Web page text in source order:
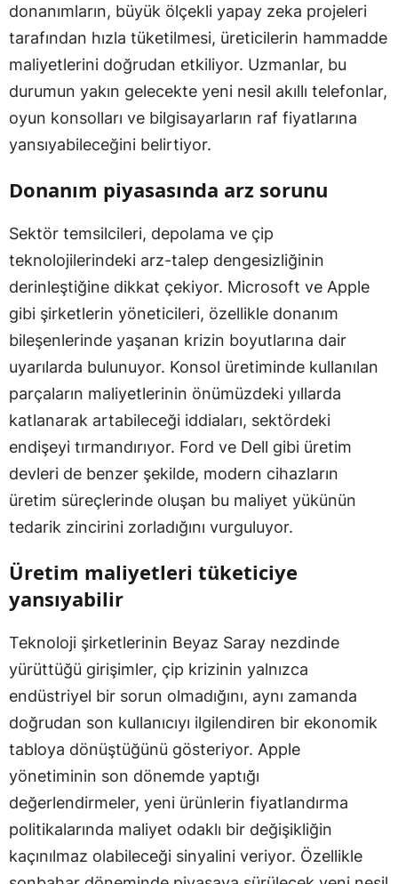
donanımların, büyük ölçekli yapay zeka projeleri
tarafından hızla tüketilmesi, üreticilerin hammadde
maliyetlerini doğrudan etkiliyor. Uzmanlar, bu
durumun yakın gelecekte yeni nesil akıllı telefonlar,
oyun konsolları ve bilgisayarların raf fiyatlarına
yansıyabileceğini belirtiyor.
Donanım piyasasında arz sorunu
Sektör temsilcileri, depolama ve çip
teknolojilerindeki arz-talep dengesizliğinin
derinleştiğine dikkat çekiyor. Microsoft ve Apple
gibi şirketlerin yöneticileri, özellikle donanım
bileşenlerinde yaşanan krizin boyutlarına dair
uyarılarda bulunuyor. Konsol üretiminde kullanılan
parçaların maliyetlerinin önümüzdeki yıllarda
katlanarak artabileceği iddiaları, sektördeki
endişeyi tırmandırıyor. Ford ve Dell gibi üretim
devleri de benzer şekilde, modern cihazların
üretim süreçlerinde oluşan bu maliyet yükünün
tedarik zincirini zorladığını vurguluyor.
Üretim maliyetleri tüketiciye
yansıyabilir
Teknoloji şirketlerinin Beyaz Saray nezdinde
yürüttüğü girişimler, çip krizinin yalnızca
endüstriyel bir sorun olmadığını, aynı zamanda
doğrudan son kullanıcıyı ilgilendiren bir ekonomik
tabloya dönüştüğünü gösteriyor. Apple
yönetiminin son dönemde yaptığı
değerlendirmeler, yeni ürünlerin fiyatlandırma
politikalarında maliyet odaklı bir değişikliğin
kaçınılmaz olabileceği sinyalini veriyor. Özellikle